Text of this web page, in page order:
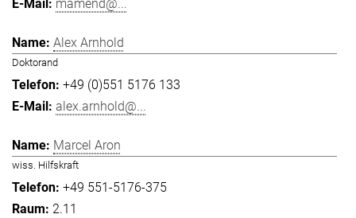
mamend@...
Alex Arnhold
Doktorand
+49 (0)551 5176 133
alex.arnhold@...
Marcel Aron
wiss. Hilfskraft
+49 551-5176-375
2.11